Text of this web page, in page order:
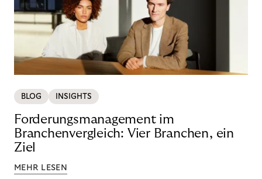
BLOG INSIGHTS
Forderungsmanagement im
Branchenvergleich: Vier Branchen, ein
Ziel
MEHR LESEN